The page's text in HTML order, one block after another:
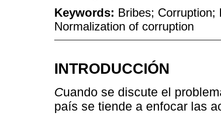
Keywords: Bribes; Corruption;
Normalization of corruption
INTRODUCCIÓN
Cuando se discute el
país se tiende a enfocar las